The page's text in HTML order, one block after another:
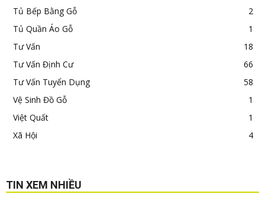
Tủ Bếp Bằng Gỗ
2
Tủ Quần Áo Gỗ
1
Tư Vấn
18
Tư Vấn Định Cư
66
Tư Vấn Tuyển Dụng
58
Vệ Sinh Đồ Gỗ
1
Việt Quất
1
Xã Hội
4
TIN XEM NHIỀU